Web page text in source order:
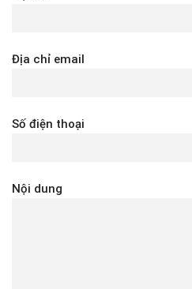
Địa chỉ email
Số điện thoại
Nội dung